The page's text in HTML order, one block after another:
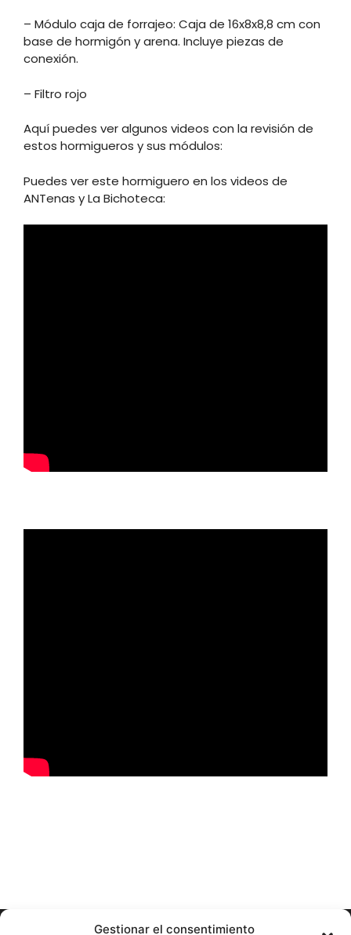
Gestionar el consentimiento
– Módulo caja de forrajeo: Caja de 16x8x8,8 cm con
base de hormigón y arena. Incluye piezas de
conexión.
– Filtro rojo
Aquí puedes ver algunos videos con la revisión de
estos hormigueros y sus módulos:
Puedes ver este hormiguero en los videos de
ANTenas y La Bichoteca: